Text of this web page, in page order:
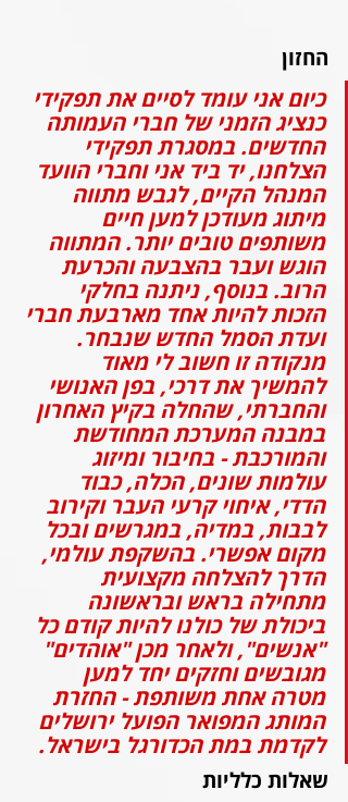
החזון
כיום אני עומד לסיים את תפקידי
כנציג הזמני של חברי העמותה
החדשים. במסגרת תפקידי
הצלחנו, יד ביד אני וחברי הוועד
המנהל הקיים, לגבש מתווה
מיתוג מעודכן למען חיים
משותפים טובים יותר. המתווה
הוגש ועבר בהצבעה והכרעת
הרוב. בנוסף, ניתנה בחלקי
הזכות להיות אחד מארבעת חברי
ועדת הסמל החדש שנבחר.
מנקודה זו חשוב לי מאוד
להמשיך את דרכי, בפן האנושי
והחברתי, שהחלה בקיץ האחרון
במבנה המערכת המחודשת
והמורכבת - בחיבור ומיזוג
עולמות שונים, הכלה, כבוד
הדדי, איחוי קרעי העבר וקירוב
לבבות, במדיה, במגרשים ובכל
מקום אפשרי. בהשקפת עולמי,
הדרך להצלחה מקצועית
מתחילה בראש ובראשונה
ביכולת של כולנו להיות קודם כל
"אנשים", ולאחר מכן "אוהדים"
מגובשים וחזקים יחד למען
מטרה אחת משותפת - החזרת
המותג המפואר הפועל ירושלים
לקדמת במת הכדורגל בישראל.
שאלות כלליות